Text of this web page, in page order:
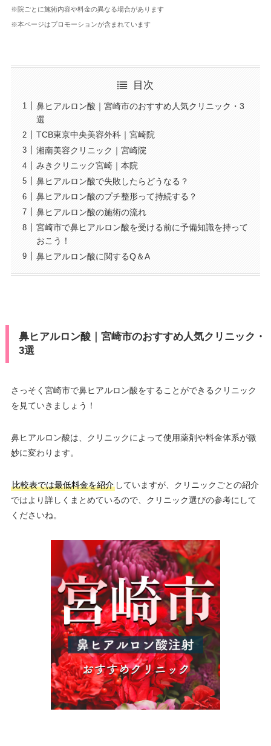
※院ごとに施術内容や料金の異なる場合があります
※本ページはプロモーションが含まれています
目次
鼻ヒアルロン酸｜宮崎市のおすすめ人気クリニック・3
選
TCB東京中央美容外科｜宮崎院
湘南美容クリニック｜宮崎院
みきクリニック宮崎｜本院
鼻ヒアルロン酸で失敗したらどうなる？
鼻ヒアルロン酸のプチ整形って持続する？
鼻ヒアルロン酸の施術の流れ
宮崎市で鼻ヒアルロン酸を受ける前に予備知識を持って
おこう！
鼻ヒアルロン酸に関するQ＆A
鼻ヒアルロン酸｜宮崎市のおすすめ人気クリニック・
3選
さっそく宮崎市で鼻ヒアルロン酸をすることができるクリニック
を見ていきましょう！
鼻ヒアルロン酸は、クリニックによって使用薬剤や料金体系が微
妙に変わります。
比較表では最低料金を紹介していますが、クリニックごとの紹介
ではより詳しくまとめているので、クリニック選びの参考にして
くださいね。